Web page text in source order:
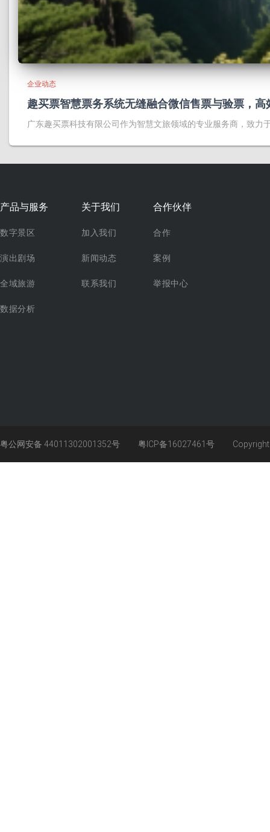
企业动态
趣买票智慧票务系统无缝融合微信售票与验票，
广东趣买票科技有限公司作为智慧文旅领域的专业服务商，致力
产品与服务
数字景区
演出剧场
全域旅游
数据分析
关于我们
加入我们
新闻动态
联系我们
合作伙伴
合作
案例
举报中心
粤公网安备 44011302001352号 粤ICP备16027461号